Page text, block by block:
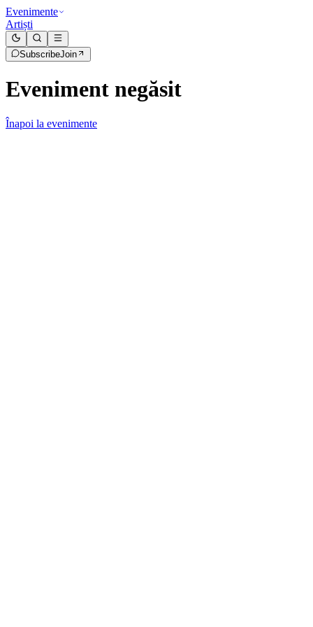
Evenimente
Artiști
SubscribeJoin
Eveniment negăsit
Înapoi la evenimente